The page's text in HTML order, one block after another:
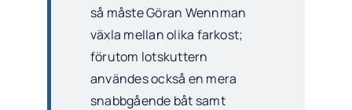
så måste Göran Wennman
växla mellan olika farkost;
förutom lotskuttern
användes också en mera
snabbgående båt samt